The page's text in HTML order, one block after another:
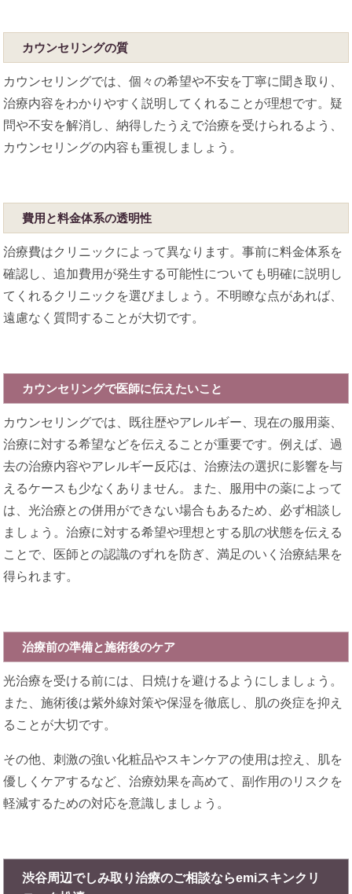
カウンセリングの質
カウンセリングでは、個々の希望や不安を丁寧に聞き取り、
治療内容をわかりやすく説明してくれることが理想です。疑
問や不安を解消し、納得したうえで治療を受けられるよう、
カウンセリングの内容も重視しましょう。
費用と料金体系の透明性
治療費はクリニックによって異なります。事前に料金体系を
確認し、追加費用が発生する可能性についても明確に説明し
てくれるクリニックを選びましょう。不明瞭な点があれば、
遠慮なく質問することが大切です。
カウンセリングで医師に伝えたいこと
カウンセリングでは、既往歴やアレルギー、現在の服用薬、
治療に対する希望などを伝えることが重要です。例えば、過
去の治療内容やアレルギー反応は、治療法の選択に影響を与
えるケースも少なくありません。また、服用中の薬によって
は、光治療との併用ができない場合もあるため、必ず相談し
ましょう。治療に対する希望や理想とする肌の状態を伝える
ことで、医師との認識のずれを防ぎ、満足のいく治療結果を
得られます。
治療前の準備と施術後のケア
光治療を受ける前には、日焼けを避けるようにしましょう。
また、施術後は紫外線対策や保湿を徹底し、肌の炎症を抑え
ることが大切です。
その他、刺激の強い化粧品やスキンケアの使用は控え、肌を
優しくケアするなど、治療効果を高めて、副作用のリスクを
軽減するための対応を意識しましょう。
渋谷周辺でしみ取り治療のご相談ならemiスキンクリ